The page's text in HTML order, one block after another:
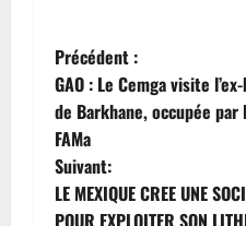
N
a
v
i
Précédent :
GAO : Le Cemga visite
de Barkhane, occupée par
FAMa
Suivant:
LE MEXIQUE CREE UNE
POUR EXPLOITER SON